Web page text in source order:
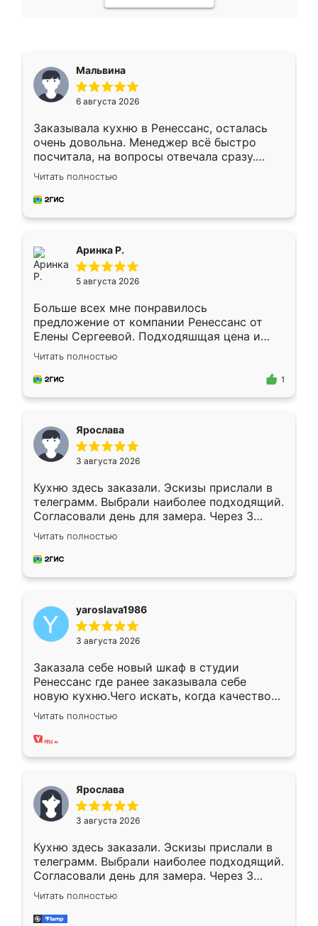
Мальвина
6 августа 2026
Заказывала кухню в Ренессанс, осталась
очень довольна. Менеджер всё быстро
посчитала, на вопросы отвечала сразу.
Замерщик приехал в субботу, подошёл к
делу со всей ответственностью. Собрали
за день, ребята работали аккуратно, даже
Читать полностью
Аринка Р.
5 августа 2026
Больше всех мне понравилось
предложение от компании Ренессанс от
Елены Сергеевой. Подходяшщая цена и
короткие сроки изготовления. Приехавший
для замера сотрудник Владислав
предложил по моему эскизу самый
Читать полностью
1
Ярослава
3 августа 2026
Кухню здесь заказали. Эскизы прислали в
телеграмм. Выбрали наиболее подходящий.
Согласовали день для замера. Через 3
недели кухня была уже готова. Остались
довольны работой. Спасибо Ренессанс
мебель за качественную работу!
Читать полностью
yaroslava1986
3 августа 2026
Заказала себе новый шкаф в студии
Ренессанс где ранее заказывала себе
новую кухню.Чего искать, когда качеством
вполне довольна. Служит кухня уже почти
два года, нареканий нет.
Читать полностью
Ярослава
3 августа 2026
Кухню здесь заказали. Эскизы прислали в
телеграмм. Выбрали наиболее подходящий.
Согласовали день для замера. Через 3
недели кухня была уже готова. Остались
довольны работой. Спасибо Ренессанс
мебель за качественную работу!
Читать полностью